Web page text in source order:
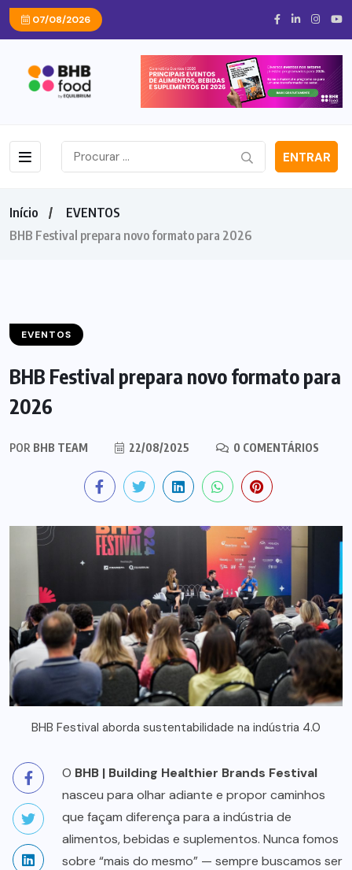
07/08/2026
ENTRAR
Início
EVENTOS
BHB Festival prepara novo formato para 2026
EVENTOS
BHB Festival prepara novo formato para
2026
POR BHB TEAM 22/08/2025 0 COMENTÁRIOS
BHB Festival aborda sustentabilidade na indústria 4.0
O BHB | Building Healthier Brands Festival
nasceu para olhar adiante e propor caminhos
que façam diferença para a indústria de
alimentos, bebidas e suplementos. Nunca fomos
sobre “mais do mesmo” — sempre buscamos ser